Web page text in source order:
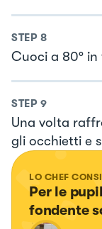
STEP 8
Cuoci a 80°
STEP 9
Una volta
gli occhietti e
LO CHEF
Per le
fondente